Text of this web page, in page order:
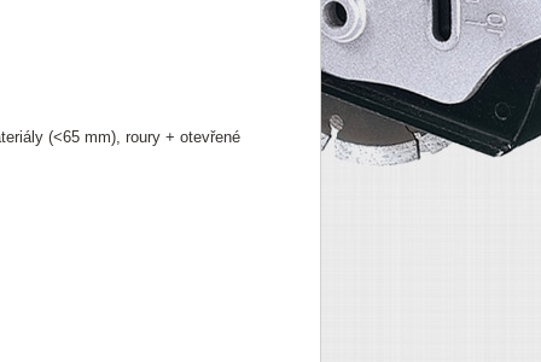
(<65 mm), roury + otevřené